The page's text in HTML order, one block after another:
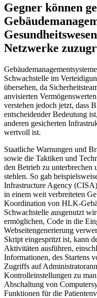
Gegner können
Netzwerke
Schwachstelle im
übersehen, da
anvisierten
verstehen jedoch jetzt, dass
entscheidender Bedeutung
anderen gesicherten
wertvoll ist.
Staatliche Warnungen und
sowie die Taktiken und
den Betrieb zu unterbrechen
stehlen. So gab
Infrastructure Agency (CISA)
in einem weit verbreiteten
Koordination von HLK-
Schwachstelle ausgenutzt
ermöglichen, Code in die
Webseitengenerierung
Skript eingespritzt ist, kann
Aktivitäten ausführen,
Informationen, des Startens
Zugriffs auf
Kontrolleinstellungen zu
Abschaltung von
Funktionen für die